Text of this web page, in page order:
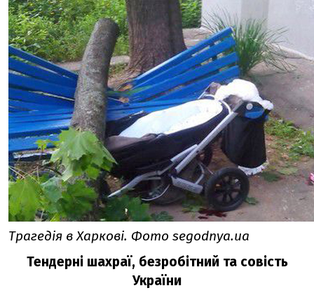
Трагедія в Харкові. Фото segodnya.ua
Тендерні шахраї, безробітний та совість
України